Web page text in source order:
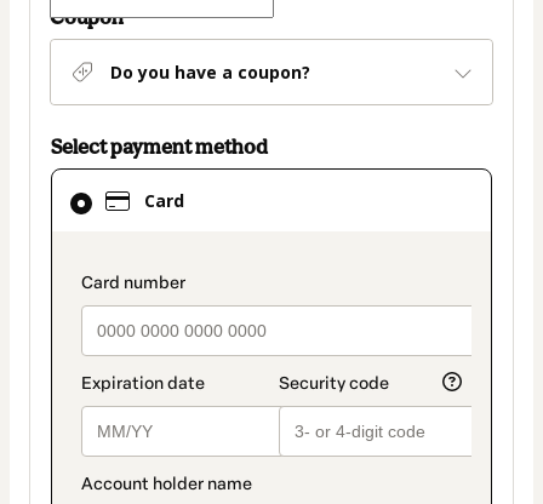
Coupon
Do you have a coupon?
Select payment method
Card
payment_data.section_title_v2
Card
selected
method